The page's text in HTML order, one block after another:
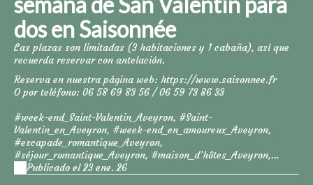
dos en Saisonnée
Las plazas son limitadas (3 habitaciones y 1 cabaña), así que
recuerda reservar con antelación.
Reserva en nuestra página web: https://www.saisonnee.fr
O por teléfono: 06 58 69 83 56 / 06 59 73 86 33
#week-end_Saint-Valentin_Aveyron, #Saint-
Valentin_en_Aveyron, #week-end_en_amoureux_Aveyron,
#escapade_romantique_Aveyron,
#séjour_romantique_Aveyron, #maison_d’hôtes_Aveyron,
#chambre_d’hôtes_Aveyron, #maison_d’hôtes_près_de_Rodez,
Publicado el 23 ene. 26